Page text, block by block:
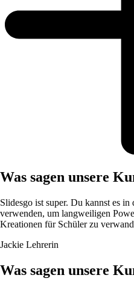
Was sagen unsere
Slidesgo ist super. Du kannst es
verwenden, um langweiligen
Kreationen für Schüler zu
Jackie Lehrerin
Was sagen unsere